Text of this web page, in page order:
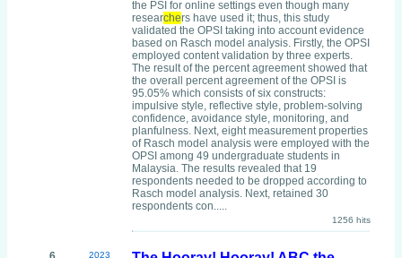
the PSI for online settings even though many
researchers have used it; thus, this study
validated the OPSI taking into account evidence
based on Rasch model analysis. Firstly, the OPSI
employed content validation by three experts.
The result of the percent agreement showed that
the overall percent agreement of the OPSI is
95.05% which consists of six constructs:
impulsive style, reflective style, problem-solving
confidence, avoidance style, monitoring, and
planfulness. Next, eight measurement properties
of Rasch model analysis were employed with the
OPSI among 49 undergraduate students in
Malaysia. The results revealed that 19
respondents needed to be dropped according to
Rasch model analysis. Next, retained 30
respondents con.....
1256 hits
2023